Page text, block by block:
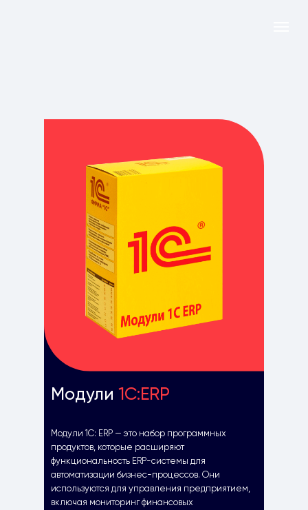
Модули 1С:ERP
Модули 1С: ERP — это набор программных
продуктов, которые расширяют
функциональность ERP-системы для
автоматизации бизнес-процессов. Они
используются для управления предприятием,
включая мониторинг финансовых